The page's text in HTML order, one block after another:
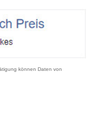
können Daten von